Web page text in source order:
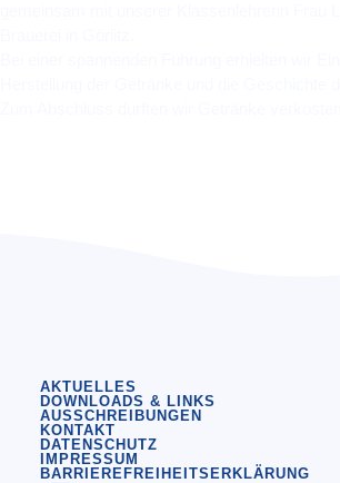
AKTUELLES
DOWNLOADS & LINKS
AUSSCHREIBUNGEN
KONTAKT
DATENSCHUTZ
IMPRESSUM
BARRIEREFREIHEITSERKLÄRUNG